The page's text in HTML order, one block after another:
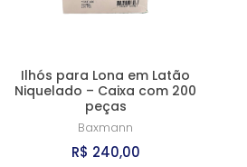
Ilhós para Lona em Latão
Niquelado – Caixa com 200
peças
Baxmann
R$ 240,00